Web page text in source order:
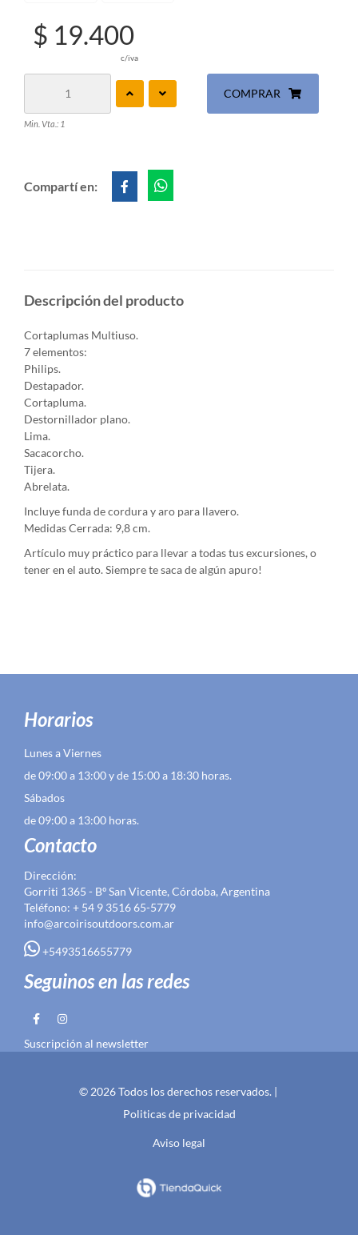
$ 19.400
c/iva
Min. Vta.: 1
COMPRAR
Compartí en:
Descripción del producto
Cortaplumas Multiuso.
7 elementos:
Philips.
Destapador.
Cortapluma.
Destornillador plano.
Lima.
Sacacorcho.
Tijera.
Abrelata.
Incluye funda de cordura y aro para llavero.
Medidas Cerrada: 9,8 cm.
Artículo muy práctico para llevar a todas tus excursiones, o
tener en el auto. Siempre te saca de algún apuro!
Horarios
Lunes a Viernes
de 09:00 a 13:00 y de 15:00 a 18:30 horas.
Sábados
de 09:00 a 13:00 horas.
Contacto
Dirección:
Gorriti 1365 - Bº San Vicente, Córdoba, Argentina
Teléfono: + 54 9 3516 65-5779
info@arcoirisoutdoors.com.ar
+5493516655779
Seguinos en las redes
Suscripción al newsletter
© 2026 Todos los derechos reservados. |
Politicas de privacidad
Aviso legal